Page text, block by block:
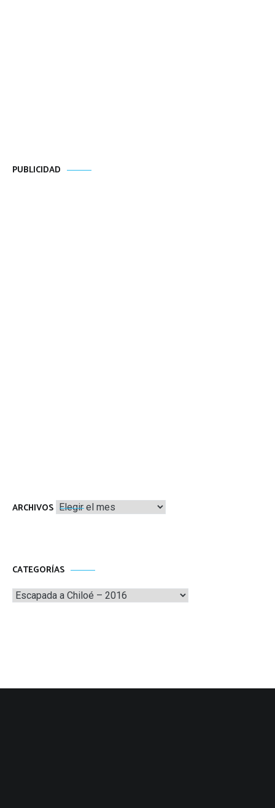
PUBLICIDAD
ARCHIVOS Archivos
CATEGORÍAS
Categorías